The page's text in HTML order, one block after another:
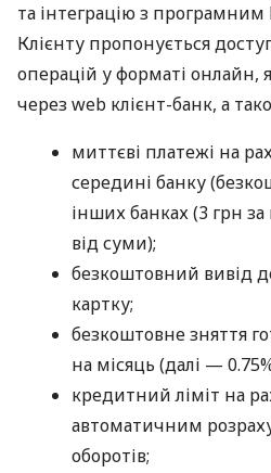
та інтеграцію з програмним
Клієнту пропонується
операцій у форматі онлайн,
через web клієнт-банк, а
миттєві платежі на
середині банку
інших банках (3 грн
від суми);
безкоштовний вивід
картку;
безкоштовне зняття
на місяць (далі —
кредитний ліміт на
автоматичним
оборотів;